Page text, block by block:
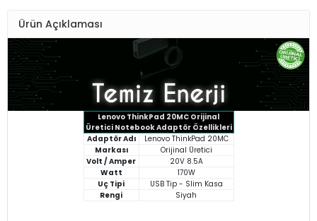
Ürün Açıklaması
Lenovo ThinkPad 20MC Orijinal
Üretici Notebook Adaptör Özellikleri
Adaptör Adı
Lenovo ThinkPad 20MC
Markası
Orijinal Üretici
Volt / Amper
20V 8.5A
Watt
170W
Uç Tipi
USB Tip - Slim Kasa
Rengi
Siyah